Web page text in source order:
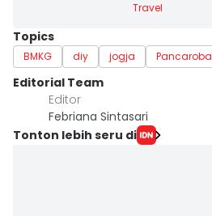
Travel
Topics
BMKG diy jogja Pancaroba
Editorial Team
Editor
Febriana Sintasari
Tonton lebih seru di